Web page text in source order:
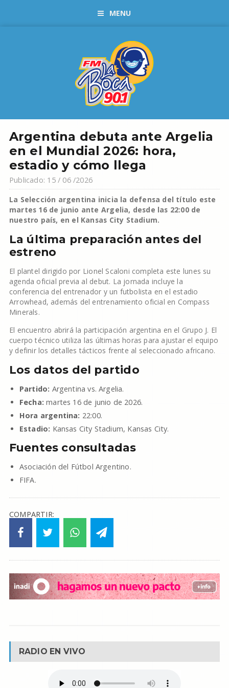
MENU
Argentina debuta ante Argelia
en el Mundial 2026: hora,
estadio y cómo llega
Publicado: 15 / 06 /2026
La Selección argentina inicia la defensa del título este
martes 16 de junio ante Argelia, desde las 22:00 de
nuestro país, en el Kansas City Stadium.
La última preparación antes del
estreno
El plantel dirigido por Lionel Scaloni completa este lunes su
agenda oficial previa al debut. La jornada incluye la
conferencia del entrenador y un futbolista en el estadio
Arrowhead, además del entrenamiento oficial en Compass
Minerals.
El encuentro abrirá la participación argentina en el Grupo J. El
cuerpo técnico utiliza las últimas horas para ajustar el equipo
y definir los detalles tácticos frente al seleccionado africano.
Los datos del partido
Partido: Argentina vs. Argelia.
Fecha: martes 16 de junio de 2026.
Hora argentina: 22:00.
Estadio: Kansas City Stadium, Kansas City.
Fuentes consultadas
Asociación del Fútbol Argentino.
FIFA.
COMPARTIR:
RADIO EN VIVO